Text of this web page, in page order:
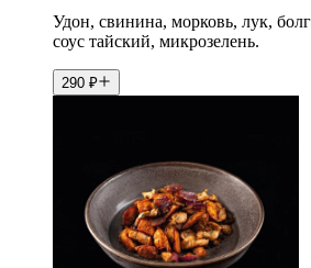
Удон, свинина, морковь, лук,
соус тайский, микрозелень.
290 ₽